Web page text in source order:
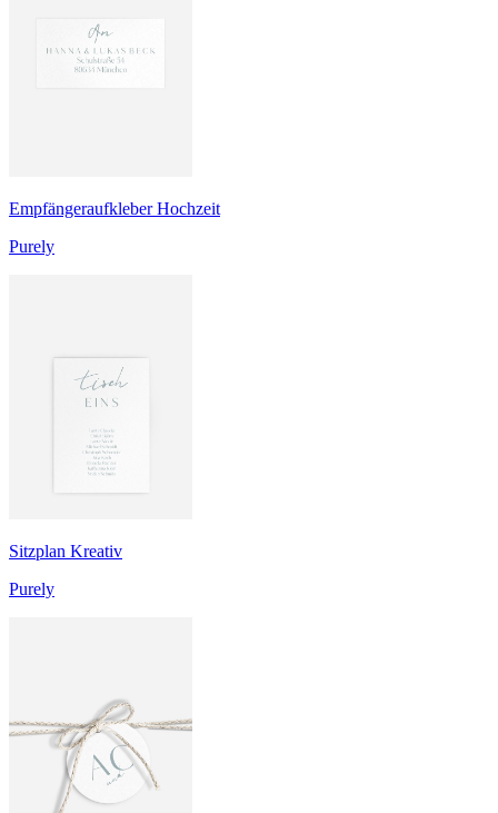
Empfängeraufkleber Hochzeit
Purely
Sitzplan Kreativ
Purely